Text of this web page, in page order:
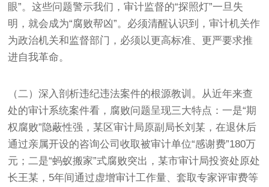
眼”。这些问题警示我们，审计监督的“探照灯”一旦失
明，就会成为“腐败帮凶”。必须清醒认识到，审计机关作
为政治机关和监督部门，必须以更高标准、更严要求推
进自我革命。
（二）深入剖析违纪违法案件的根源教训。从近年来查
处的审计系统案件看，腐败问题呈现三大特点：一是“期
权腐败”隐蔽性强，某区审计局原副局长刘某，在退休后
通过亲属开设的咨询公司收取被审计单位“感谢费”180万
元；二是“蚂蚁搬家”式腐败突出，某市审计局投资处原处
长王某，5年间通过虚增审计工作量、套取专家评审费等